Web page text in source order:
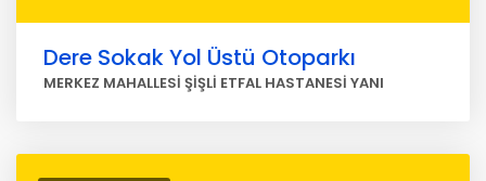
Dere Sokak Yol Üstü Otoparkı
MERKEZ MAHALLESİ ŞİŞLİ ETFAL HASTANESİ YANI